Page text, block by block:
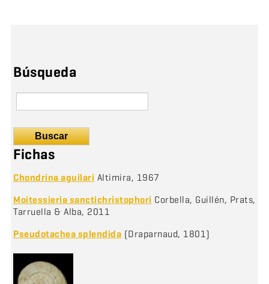
Búsqueda
Buscar
Fichas
Chondrina aguilari Altimira, 1967
Moitessieria sanctichristophori Corbella, Guillén, Prats,
Tarruella & Alba, 2011
Pseudotachea splendida (Draparnaud, 1801)